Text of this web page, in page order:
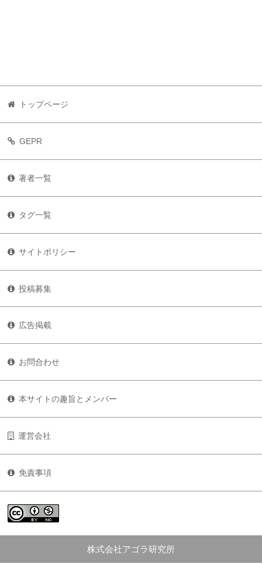
トップページ
GEPR
著者一覧
タグ一覧
サイトポリシー
投稿募集
広告掲載
お問合わせ
本サイトの趣旨とメンバー
運営会社
免責事項
株式会社アゴラ研究所